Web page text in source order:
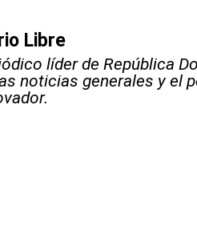
Libre
líder de República
noticias generales y el